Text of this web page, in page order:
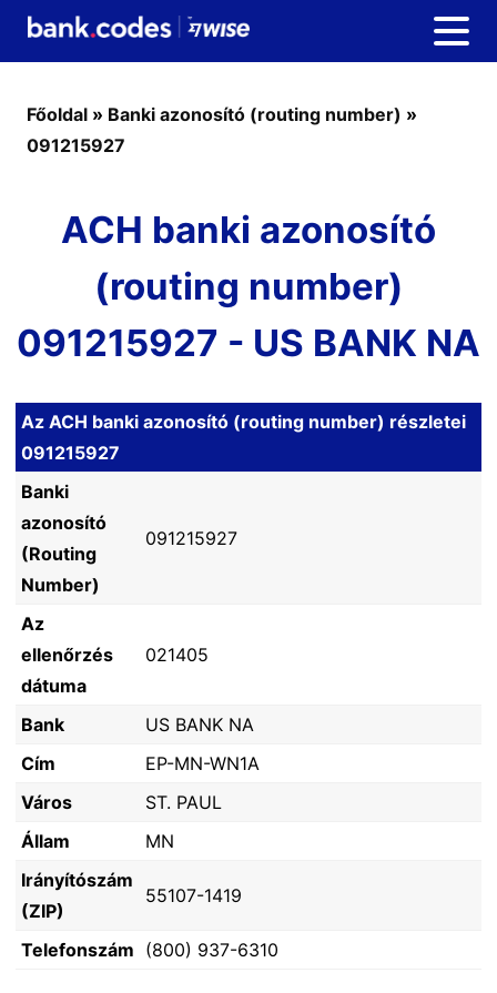
Főoldal » Banki azonosító (routing number) »
091215927
ACH banki azonosító
(routing number)
091215927 - US BANK NA
Az ACH banki azonosító (routing number) részletei
091215927
Banki
azonosító
(Routing
Number)
091215927
Az
ellenőrzés
dátuma
021405
Bank
US BANK NA
Cím
EP-MN-WN1A
Város
ST. PAUL
Állam
MN
Irányítószám
(ZIP)
55107-1419
Telefonszám (800) 937-6310